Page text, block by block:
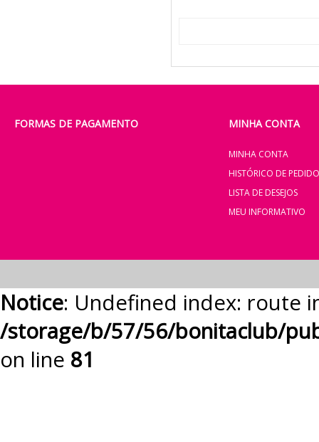
FORMAS DE PAGAMENTO MINHA CONTA
MINHA CONTA
HISTÓRICO DE
LISTA DE DESEJOS
MEU INFORMATIVO
Notice: Undefined index: route
/storage/b/57/56/bonitaclub/
on line 81